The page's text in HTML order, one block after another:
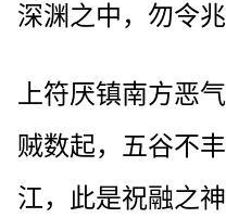
深渊之中，勿令兆
上符厌镇南方恶
贼数起，五谷不
江，此是祝融之